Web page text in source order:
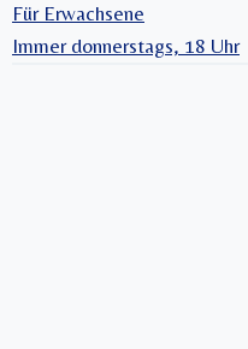
Für Erwachsene
Immer donnerstags, 18 Uhr